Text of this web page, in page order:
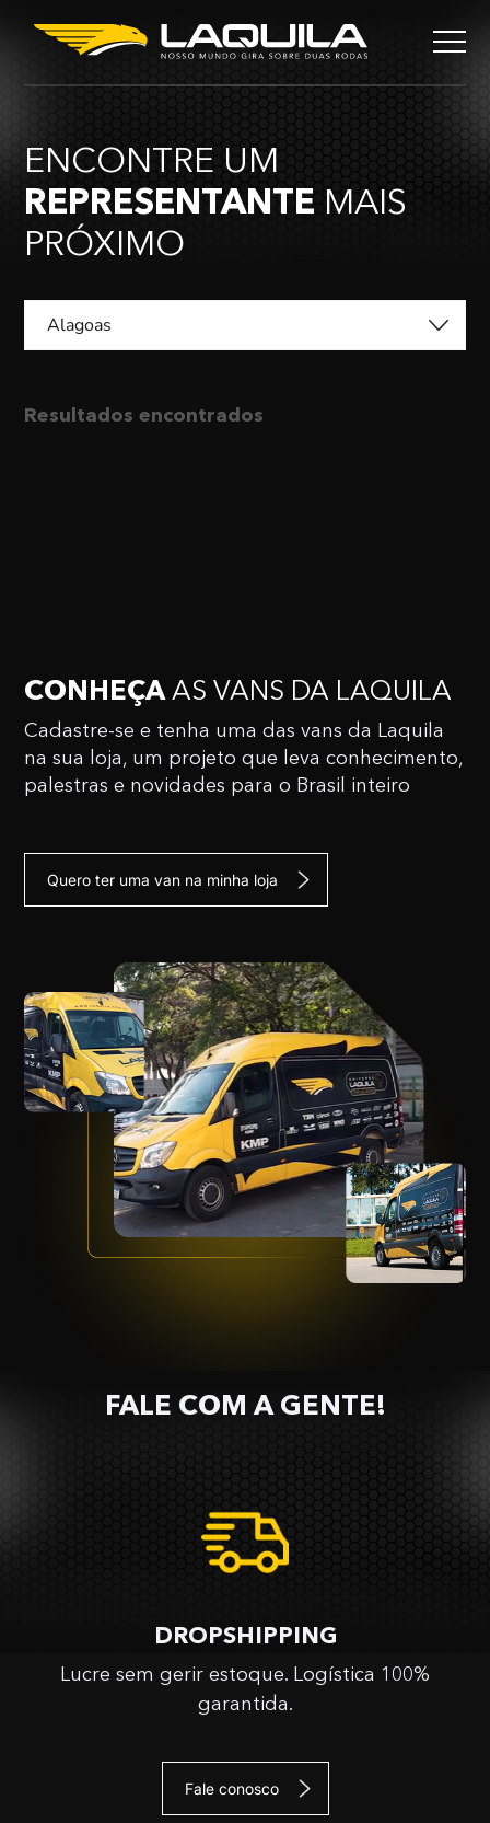
ENCONTRE UM
REPRESENTANTE MAIS
PRÓXIMO
Alagoas
Resultados encontrados
CONHEÇAAS VANS DA LAQUILA
Cadastre-se e tenha uma das vans da Laquila
na sua loja, um projeto que leva conhecimento,
palestras e novidades para o Brasil inteiro
Quero ter uma van na minha loja
FALE COM A GENTE!
DROPSHIPPING
Lucre sem gerir estoque. Logística 100%
garantida.
Fale conosco